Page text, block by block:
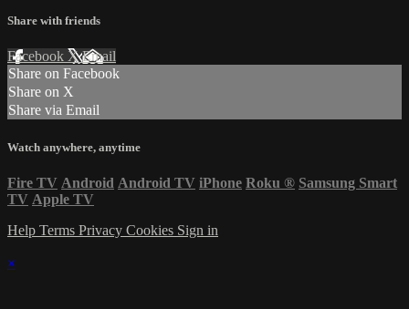
Share with friends
Facebook XEmail
Share on Facebook
Share on X
Share via Email
Watch anywhere, anytime
Fire TV Android Android TV iPhone Roku ® Samsung Smart
TV Apple TV
Help Terms Privacy Cookies Sign in
×